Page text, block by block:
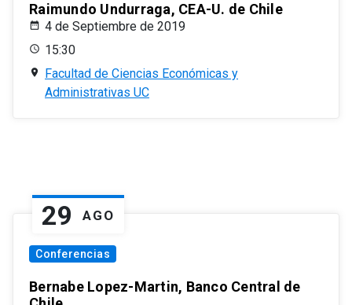
Raimundo Undurraga, CEA-U. de Chile
4 de Septiembre de 2019
15:30
Facultad de Ciencias Económicas y
Administrativas UC
29 AGO
Conferencias
Bernabe Lopez-Martin, Banco Central de